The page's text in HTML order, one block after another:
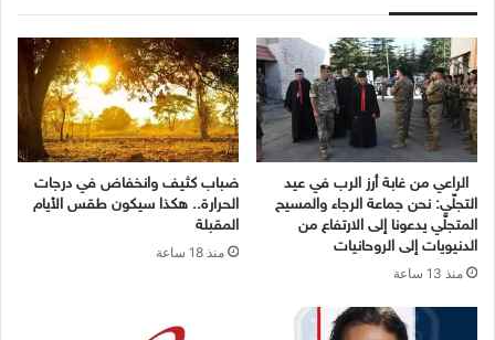
الراعي من غابة أرز الرب في عيد
التجلّي: نحن جماعة الرجاء والمسيح
المتجلّي يدعونا إلى الارتفاع من
الدنيويات إلى الروحانيات
منذ 13 ساعة
ضباب كثيف وانخفاض في درجات
الحرارة.. هكذا سيكون طقس الأيام
المقبلة
منذ 18 ساعة